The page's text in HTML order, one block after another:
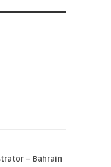
– Bahrain